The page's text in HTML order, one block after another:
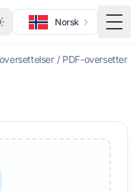
Norsk
/ PDF-oversetter